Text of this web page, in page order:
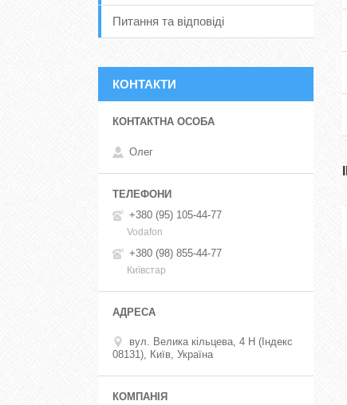
Питання та відповіді
КОНТАКТИ
Олег
+380 (95) 105-44-77
Vodafon
+380 (98) 855-44-77
Київстар
вул. Велика кільцева, 4 Н (Індекс
08131), Київ, Україна